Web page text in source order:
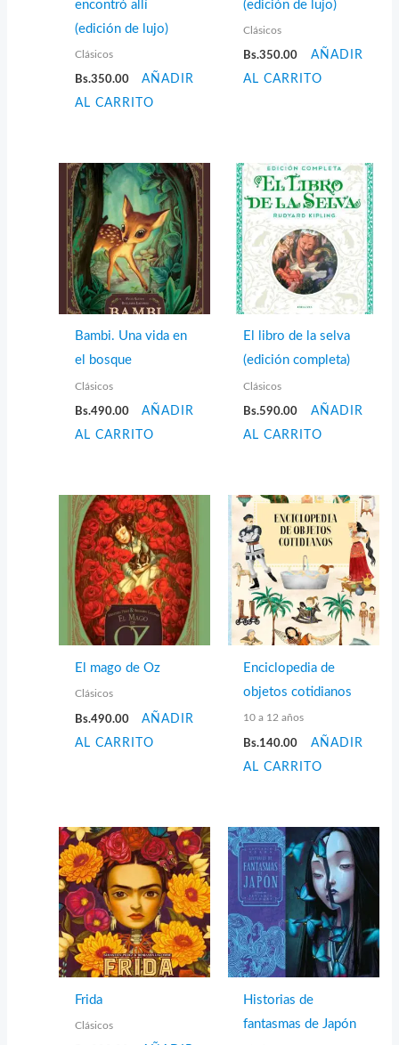
encontró allí
(edición de lujo)
Clásicos
Bs.350.00
AÑADIR
AL CARRITO
(edición de lujo)
Clásicos
Bs.350.00
AÑADIR
AL CARRITO
Bambi. Una vida en
el bosque
Clásicos
Bs.490.00
AÑADIR
AL CARRITO
El libro de la selva
(edición completa)
Clásicos
Bs.590.00
AÑADIR
AL CARRITO
El mago de Oz
Clásicos
Bs.490.00
AÑADIR
AL CARRITO
Enciclopedia de
objetos cotidianos
10 a 12 años
Bs.140.00
AÑADIR
AL CARRITO
Frida
Clásicos
Historias de
fantasmas de Japón